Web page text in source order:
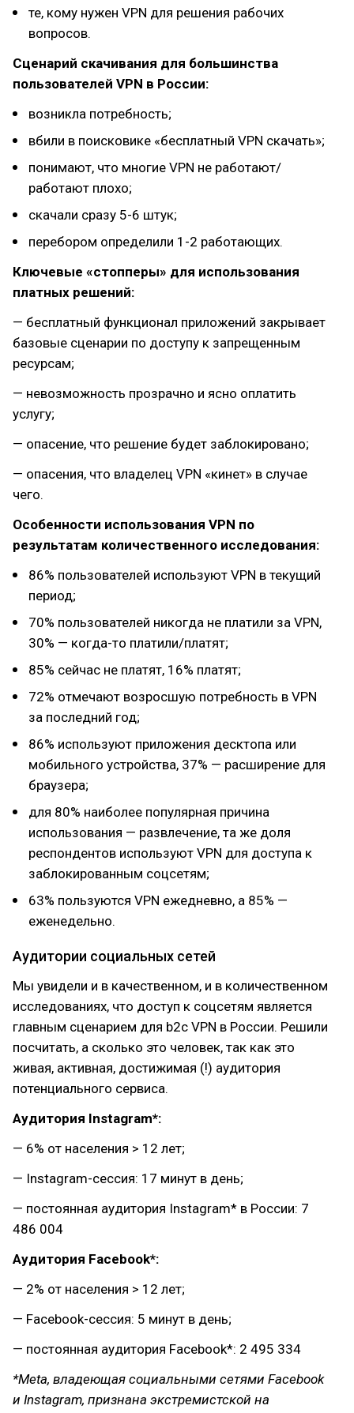
те, кому нужен VPN для решения рабочих
вопросов.
Сценарий скачивания для большинства
пользователей VPN в России:
возникла потребность;
вбили в поисковике «бесплатный VPN скачать»;
понимают, что многие VPN не работают/
работают плохо;
скачали сразу 5-6 штук;
перебором определили 1-2 работающих.
Ключевые «стопперы» для использования
платных решений:
— бесплатный функционал приложений закрывает
базовые сценарии по доступу к запрещенным
ресурсам;
— невозможность прозрачно и ясно оплатить
услугу;
— опасение, что решение будет заблокировано;
— опасения, что владелец VPN «кинет» в случае
чего.
Особенности использования VPN по
результатам количественного исследования:
86% пользователей используют VPN в текущий
период;
70% пользователей никогда не платили за VPN,
30% — когда-то платили/платят;
85% сейчас не платят, 16% платят;
72% отмечают возросшую потребность в VPN
за последний год;
86% используют приложения десктопа или
мобильного устройства, 37% — расширение для
браузера;
для 80% наиболее популярная причина
использования — развлечение, та же доля
респондентов используют VPN для доступа к
заблокированным соцсетям;
63% пользуются VPN ежедневно, а 85% —
еженедельно.
Аудитории социальных сетей
Мы увидели и в качественном, и в количественном
исследованиях, что доступ к соцсетям является
главным сценарием для b2c VPN в России. Решили
посчитать, а сколько это человек, так как это
живая, активная, достижимая (!) аудитория
потенциального сервиса.
Аудитория Instagram*:
— 6% от населения > 12 лет;
— Instagram-сессия: 17 минут в день;
— постоянная аудитория Instagram* в России: 7
486 004
Аудитория Facebook*:
— 2% от населения > 12 лет;
— Facebook-сессия: 5 минут в день;
— постоянная аудитория Facebook*: 2 495 334
*Meta, владеющая социальными сетями Facebook
и Instagram, признана экстремистской на